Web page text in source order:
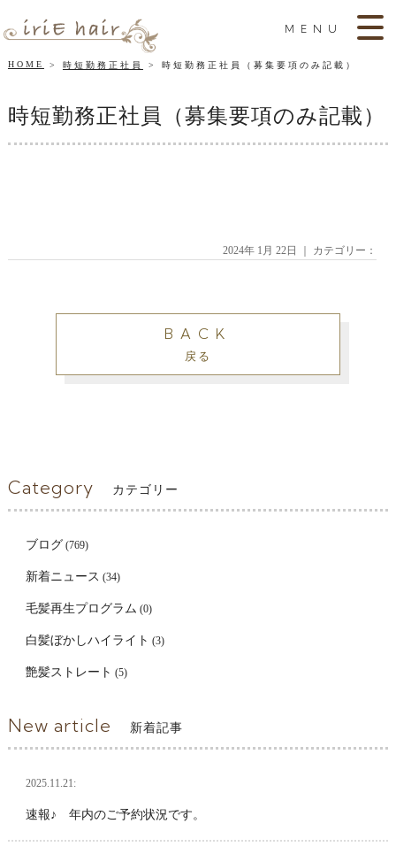
MENU
HOME 時短勤務正社員 時短勤務正社員（募集要項のみ記載）
時短勤務正社員（募集要項のみ記載）
2024年 1月 22日 ｜ カテゴリー：
BACK
戻る
Category カテゴリー
ブログ (769)
新着ニュース (34)
毛髪再生プログラム (0)
白髪ぼかしハイライト (3)
艶髪ストレート (5)
New article 新着記事
2025.11.21:
速報♪ 年内のご予約状況です。